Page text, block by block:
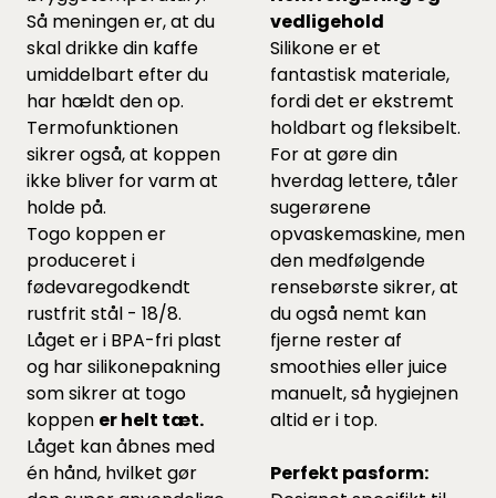
Så meningen er, at du
skal drikke din kaffe
umiddelbart efter du
har hældt den op.
Termofunktionen
sikrer også, at koppen
ikke bliver for varm at
holde på.
Togo koppen er
produceret i
fødevaregodkendt
rustfrit stål - 18/8.
Låget er i BPA-fri plast
og har silikonepakning
som sikrer at togo
koppen er helt tæt.
Låget kan åbnes med
én hånd, hvilket gør
vedligehold
Silikone er et
fantastisk materiale,
fordi det er ekstremt
holdbart og fleksibelt.
For at gøre din
hverdag lettere, tåler
sugerørene
opvaskemaskine, men
den medfølgende
rensebørste sikrer, at
du også nemt kan
fjerne rester af
smoothies eller juice
manuelt, så hygiejnen
altid er i top.
Perfekt pasform: